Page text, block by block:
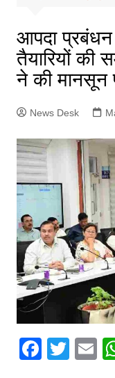
आपदा प्रबंधन
तैयारियों की
ने की मानसून
News Desk
F T E